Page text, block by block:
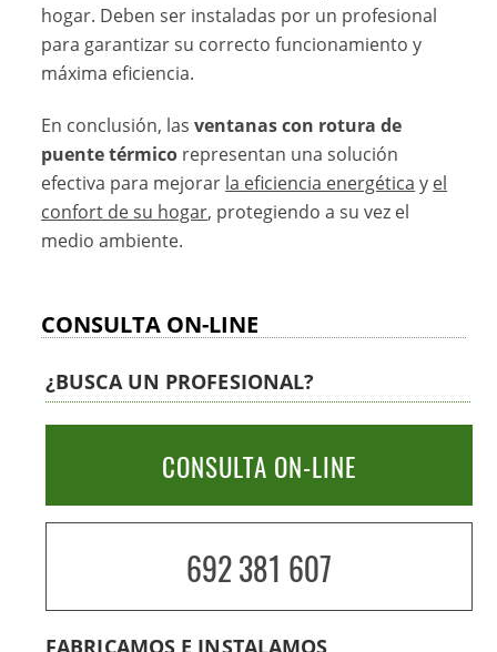
hogar. Deben ser instaladas por un profesional
para garantizar su correcto funcionamiento y
máxima eficiencia.
En conclusión, lasventanas con rotura de
puente térmico representan una solución
efectiva para mejorar la eficiencia energética y el
confort de su hogar, protegiendo a su vez el
medio ambiente.
CONSULTA ON-LINE
¿BUSCA UN PROFESIONAL?
CONSULTA ON-LINE
692 381 607
FABRICAMOS E INSTALAMOS